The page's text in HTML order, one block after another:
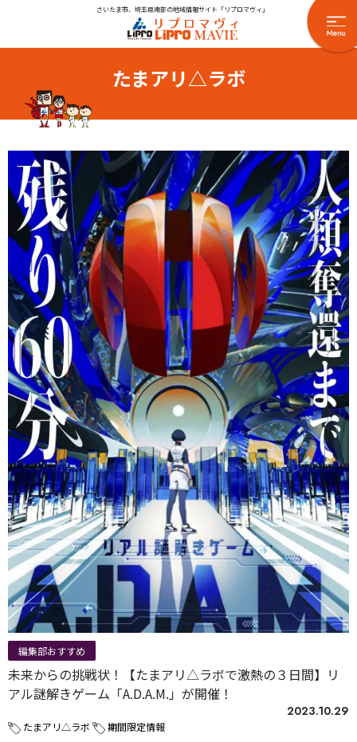
さいたま市、埼玉県南部の地域情報サイト「リプロマヴィ」
たまアリ△ラボ
編集部おすすめ
未来からの挑戦状！【たまアリ△ラボで激熱の３日間】リ
アル謎解きゲーム「A.D.A.M.」が開催！
2023.10.29
たまアリ△ラボ 期間限定情報